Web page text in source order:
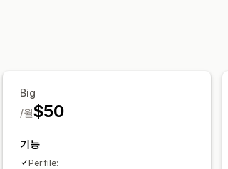
Big
$50
/월
기능
Per file: